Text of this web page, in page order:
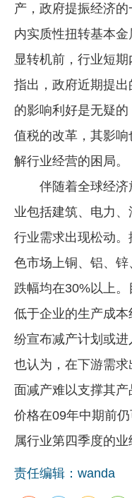
产，政府提振经济
内实质性扭转基本
显转机前，行业短
指出，政府近期提
的影响利好是无疑
值税的改革，其影
解行业经营的困局。
伴随着全球经济
业包括建筑、电力、
行业需求出现松动
色市场上铜、铝、
跌幅均在30%以上
低于企业的生产成
纷宣布减产计划或
也认为，在下游需
面减产难以支撑其
价格在09年中期前
属行业第四季度的业
责任编辑：wanda